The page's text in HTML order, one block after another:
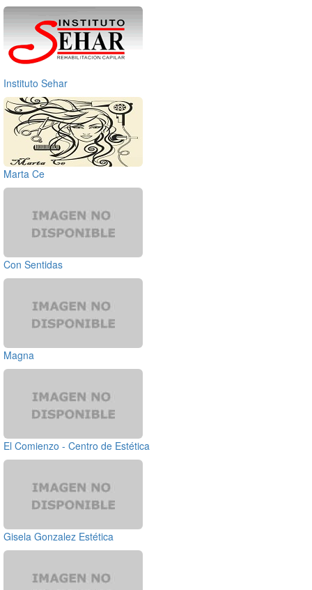
Instituto Sehar
Marta Ce
Con Sentidas
Magna
El Comienzo - Centro de Estética
Gisela Gonzalez Estética